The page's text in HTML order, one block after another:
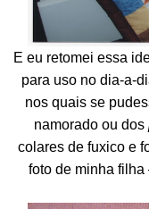
E eu retomei essa
para uso no dia-a-
nos quais se
namorado ou dos
colares de fuxico e
foto de minha filha